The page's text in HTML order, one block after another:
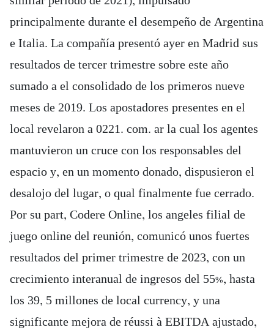
principalmente durante el desempeño de Argentina
e Italia. La compañía presentó ayer en Madrid sus
resultados de tercer trimestre sobre este año
sumado a el consolidado de los primeros nueve
meses de 2019. Los apostadores presentes en el
local revelaron a 0221. com. ar la cual los agentes
mantuvieron un cruce con los responsables del
espacio y, en un momento donado, dispusieron el
desalojo del lugar, o qual finalmente fue cerrado.
Por su part, Codere Online, los angeles filial de
juego online del reunión, comunicó unos fuertes
resultados del primer trimestre de 2023, con un
crecimiento interanual de ingresos del 55%, hasta
los 39, 5 millones de local currency, y una
significante mejora de réussi à EBITDA ajustado,